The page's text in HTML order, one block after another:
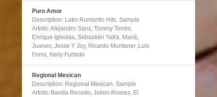
Puro Amor
Description: Latin Romantic Hits. Sample
Artists: Alejandro Sanz, Tommy Torres,
Enrique Iglesias, Sebastián Yatra, Maná,
Juanes, Jesse Y Joy, Ricardo Montaner, Luis
Fonsi, Nelly Furtado
Regional Mexican
Description: Regional Mexican. Sample
Artists: Banda Recodo, Julion Alvarez, El